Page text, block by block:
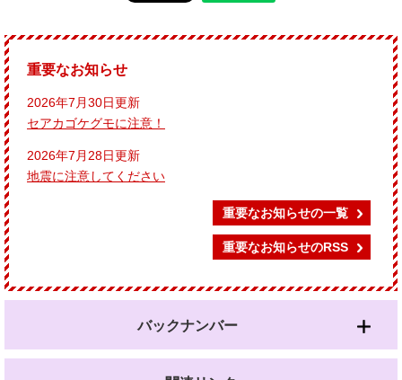
重要なお知らせ
2026年7月30日更新
セアカゴケグモに注意！
2026年7月28日更新
地震に注意してください
重要なお知らせの一覧
重要なお知らせのRSS
バックナンバー